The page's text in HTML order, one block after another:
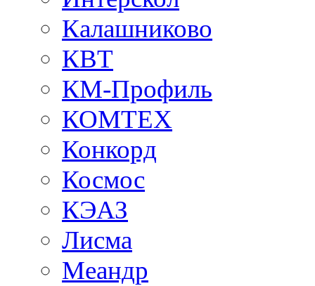
Калашниково
КВТ
КМ-Профиль
КОМТЕХ
Конкорд
Космос
КЭАЗ
Лисма
Меандр